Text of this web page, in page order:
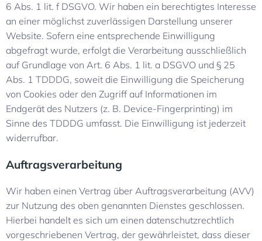
6 Abs. 1 lit. f DSGVO. Wir haben ein berechtigtes Interesse
an einer möglichst zuverlässigen Darstellung unserer
Website. Sofern eine entsprechende Einwilligung
abgefragt wurde, erfolgt die Verarbeitung ausschließlich
auf Grundlage von Art. 6 Abs. 1 lit. a DSGVO und § 25
Abs. 1 TDDDG, soweit die Einwilligung die Speicherung
von Cookies oder den Zugriff auf Informationen im
Endgerät des Nutzers (z. B. Device-Fingerprinting) im
Sinne des TDDDG umfasst. Die Einwilligung ist jederzeit
widerrufbar.
Auftragsverarbeitung
Wir haben einen Vertrag über Auftragsverarbeitung (AVV)
zur Nutzung des oben genannten Dienstes geschlossen.
Hierbei handelt es sich um einen datenschutzrechtlich
vorgeschriebenen Vertrag, der gewährleistet, dass dieser